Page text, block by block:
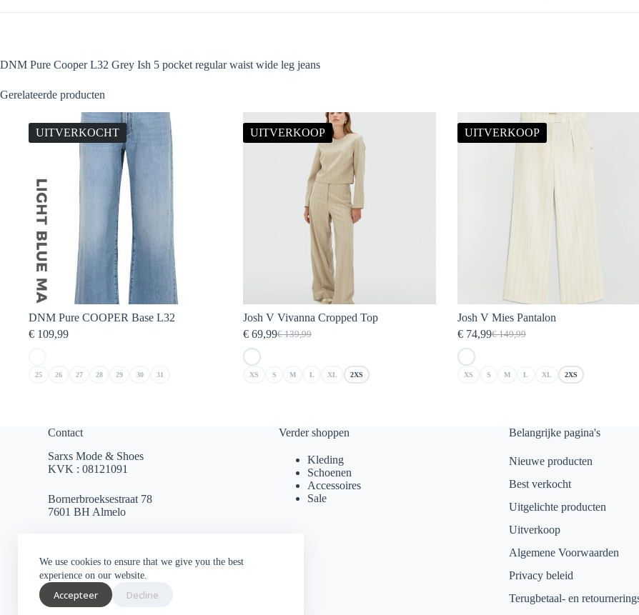
We use cookies to ensure that we give you the best
experience on our website.
Accepteer Decline
DNM Pure Cooper L32 Grey Ish 5 pocket regular waist wide leg jeans
Gerelateerde producten
UITVERKOCHT
DNM Pure COOPER Base L32
€ 109,99
25 26 27 28 29 30 31
UITVERKOOP
Josh V Vivanna Cropped Top
€139,99
Oorspronkelijke
€ 139,99.
€69,99Huidige
€ 69,99.
XS S M L XL 2XS
UITVERKOOP
Josh V Mies Pantalon
€149,99
Oorspronkelijke
€ 149,99.
€74,99Huidige
€ 74,99.
XS S M L XL 2XS
Contact
Sarxs Mode & Shoes
KVK : 08121091
Bornerbroeksestraat 78
7601 BH Almelo
0546 812 230
Socials
Verder shoppen
Kleding
Schoenen
Accessoires
Sale
Belangrijke pagina's
Nieuwe producten
Best verkocht
Uitgelichte producten
Uitverkoop
Algemene Voorwaarden
Privacy beleid
Terugbetaal- en